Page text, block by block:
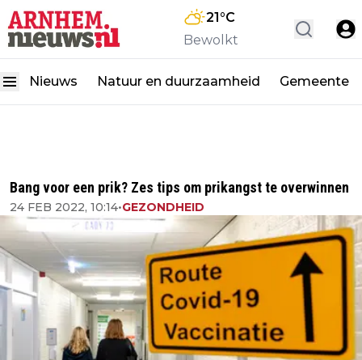
21°C
Bewolkt
Nieuws Natuur en duurzaamheid Gemeente
Bang voor een prik? Zes tips om prikangst te overwinnen
24 FEB 2022, 10:14•GEZONDHEID